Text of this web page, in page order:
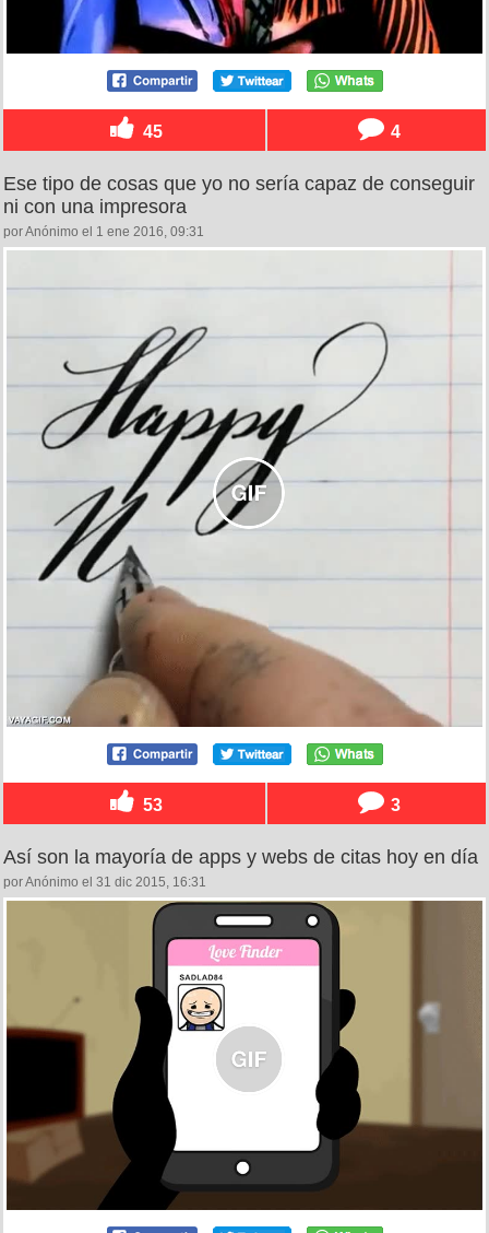
45 4
Ese tipo de cosas que yo no sería capaz de conseguir
ni con una impresora
por Anónimo el 1 ene 2016, 09:31
53 3
Así son la mayoría de apps y webs de citas hoy en día
por Anónimo el 31 dic 2015, 16:31